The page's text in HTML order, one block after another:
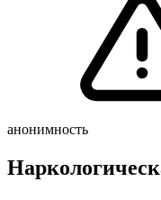
анонимность